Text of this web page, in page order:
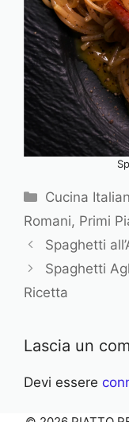
C
a
e
g
o
e
Cucina
Romani, Primi
Spaghetti
Spaghetti
Ricetta
Lascia un
Devi essere